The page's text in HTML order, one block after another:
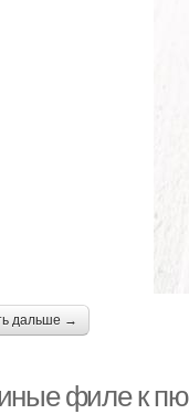
дальше →
филе к